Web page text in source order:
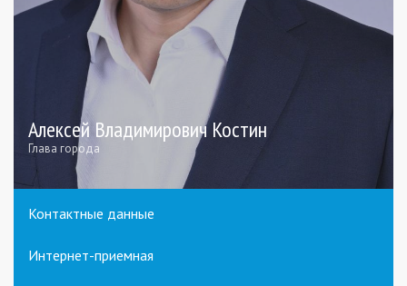
Алексей Владимирович Костин
Глава города
Контактные данные
Интернет-приемная